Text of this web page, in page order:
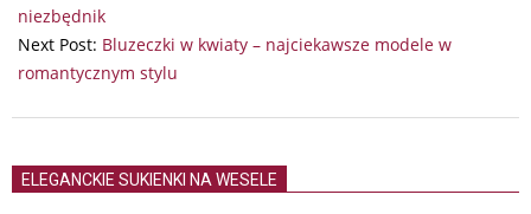
15
niezbędnik
Next Post: Bluzeczki w kwiaty – najciekawsze modele w
romantycznym stylu
ELEGANCKIE SUKIENKI NA WESELE